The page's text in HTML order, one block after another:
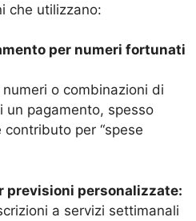
che utilizzano:
per numeri fortunati
o combinazioni di
un pagamento, spesso
per “spese
previsioni personalizzate:
a servizi settimanali